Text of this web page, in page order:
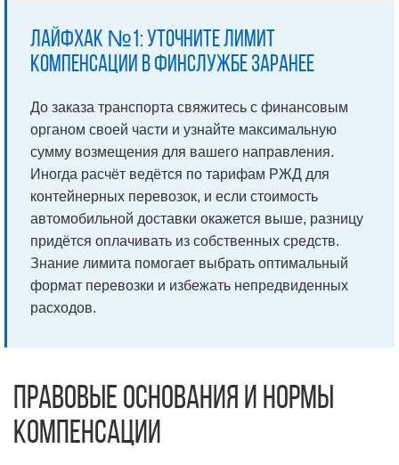
Лайфхак №1: Уточните лимит
компенсации в финслужбе заранее
До заказа транспорта свяжитесь с финансовым
органом своей части и узнайте максимальную
сумму возмещения для вашего направления.
Иногда расчёт ведётся по тарифам РЖД для
контейнерных перевозок, и если стоимость
автомобильной доставки окажется выше, разницу
придётся оплачивать из собственных средств.
Знание лимита помогает выбрать оптимальный
формат перевозки и избежать непредвиденных
расходов.
Правовые основания и нормы
компенсации